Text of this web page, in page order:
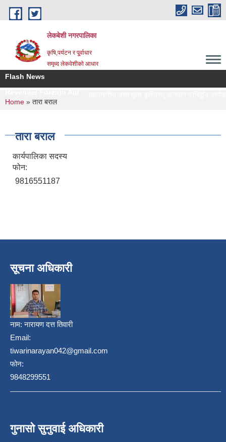
Skip to main content
लेकबेशी नगरपालिका
कृषि,पर्यटन र पू्र्वाधार
समृध्द लेकवेशीको आधार
Flash News
You are here
Home » तारा बराल
तारा बराल
कार्यपालिका सदस्य
फोन:
9816551187
सूचना अधिकारी
नाम:नारायण दत्त तिवारी
Email:
tiwarinarayan042@gmail.com
फोन:
9848299551
गुनासो सुनुवाई अधिकारी